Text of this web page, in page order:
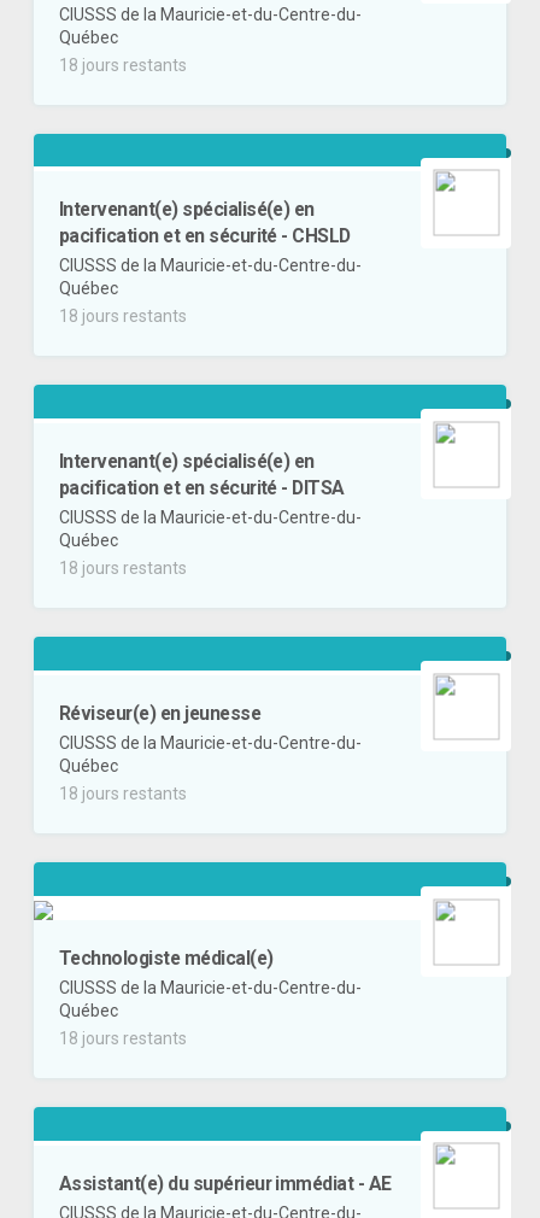
CIUSSS de la Mauricie-et-du-Centre-du-
Québec
18 jours restants
Intervenant(e) spécialisé(e) en
pacification et en sécurité - CHSLD
CIUSSS de la Mauricie-et-du-Centre-du-
Québec
18 jours restants
Intervenant(e) spécialisé(e) en
pacification et en sécurité - DITSA
CIUSSS de la Mauricie-et-du-Centre-du-
Québec
18 jours restants
Réviseur(e) en jeunesse
CIUSSS de la Mauricie-et-du-Centre-du-
Québec
18 jours restants
Technologiste médical(e)
CIUSSS de la Mauricie-et-du-Centre-du-
Québec
18 jours restants
Assistant(e) du supérieur immédiat - AE
CIUSSS de la Mauricie-et-du-Centre-du-